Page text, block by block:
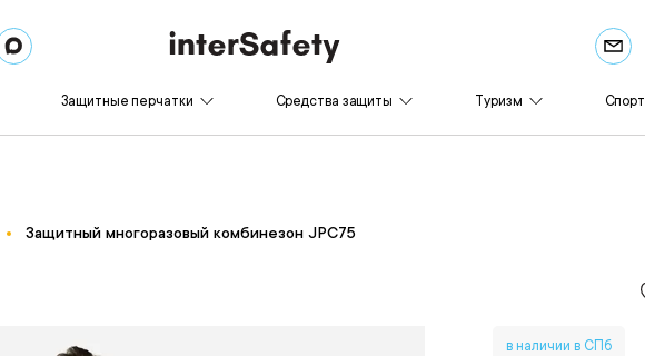
Защитные перчатки Средства защиты Туризм Спорт
Защитный многоразовый комбинезон JPC75
в наличии в СПб